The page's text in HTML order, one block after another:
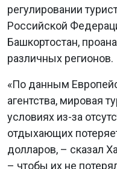
регулировании
Российской
Башкортостан,
различных регионов.
«По данным
агентства, мировая
условиях из-за
отдыхающих
долларов, – сказал
– чтобы их не